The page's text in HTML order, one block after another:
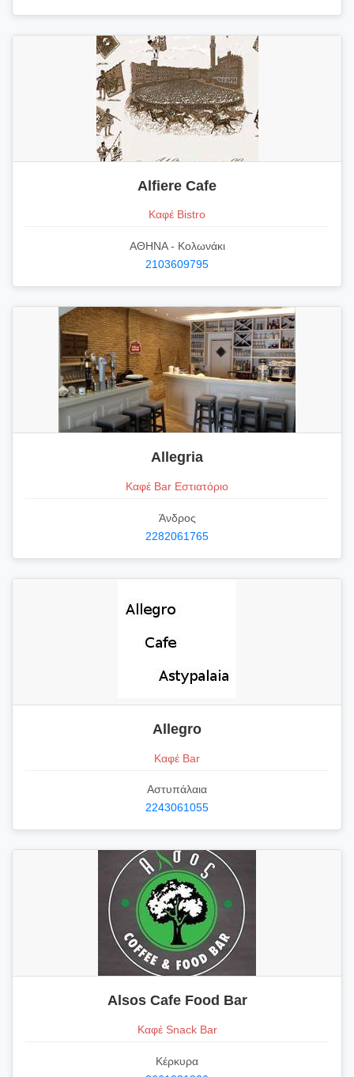
Alfiere Cafe
Καφέ Bistro
ΑΘΗΝΑ - Κολωνάκι
2103609795
Allegria
Καφέ Bar Εστιατόριο
Άνδρος
2282061765
Allegro
Καφέ Bar
Αστυπάλαια
2243061055
Alsos Cafe Food Bar
Καφέ Snack Bar
Κέρκυρα